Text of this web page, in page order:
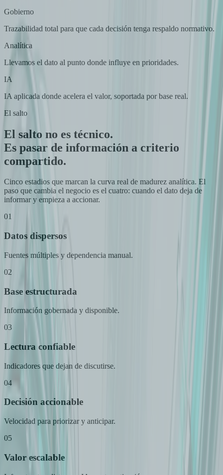
Gobierno
Trazabilidad total para que cada decisión tenga respaldo normativo.
Analítica
Llevamos el dato al punto donde influye en prioridades.
IA
IA aplicada donde acelera el valor, soportada por base real.
El salto
El salto no es técnico.
Es pasar de información a criterio
compartido.
Cinco estadios que marcan la curva real de madurez analítica. El
paso que cambia el negocio es el cuatro: cuando el dato deja de
informar y empieza a accionar.
01
Datos dispersos
Fuentes múltiples y dependencia manual.
02
Base estructurada
Información gobernada y disponible.
03
Lectura confiable
Indicadores que dejan de discutirse.
04
Decisión accionable
Velocidad para priorizar y anticipar.
05
Valor escalable